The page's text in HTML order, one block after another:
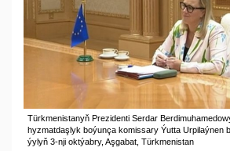
Türkmenistanyň Prezidenti Serdar
hyzmatdaşlyk boýunça komissary Ýutta Urpilaýnen
ýylyň 3-nji oktýabry, Aşgabat, Türkmenistan